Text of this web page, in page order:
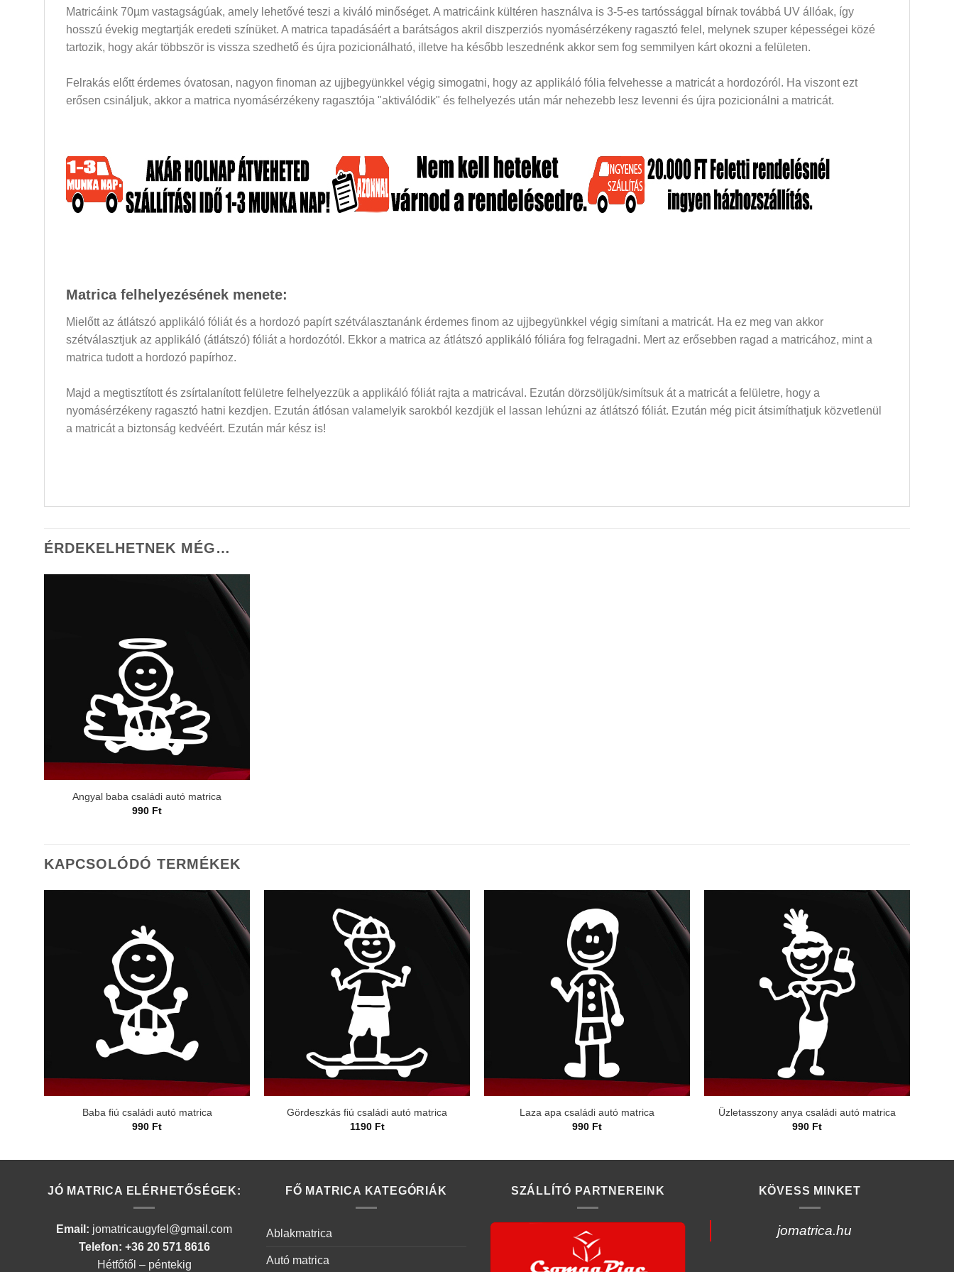
Matricáink 70µm vastagságúak, amely lehetővé teszi a kiváló minőséget. A matricáink kültéren használva is 3-5-es tartóssággal bírnak továbbá UV állóak, így
hosszú évekig megtartják eredeti színüket. A matrica tapadásáért a barátságos akril diszperziós nyomásérzékeny ragasztó felel, melynek szuper képességei közé
tartozik, hogy akár többször is vissza szedhető és újra pozicionálható, illetve ha később leszednénk akkor sem fog semmilyen kárt okozni a felületen.
Felrakás előtt érdemes óvatosan, nagyon finoman az ujjbegyünkkel végig simogatni, hogy az applikáló fólia felvehesse a matricát a hordozóról. Ha viszont ezt
erősen csináljuk, akkor a matrica nyomásérzékeny ragasztója "aktiválódik" és felhelyezés után már nehezebb lesz levenni és újra pozicionálni a matricát.
Matrica felhelyezésének menete:
Mielőtt az átlátszó applikáló fóliát és a hordozó papírt szétválasztanánk érdemes finom az ujjbegyünkkel végig simítani a matricát. Ha ez meg van akkor
szétválasztjuk az applikáló (átlátszó) fóliát a hordozótól. Ekkor a matrica az átlátszó applikáló fóliára fog felragadni. Mert az erősebben ragad a matricához, mint a
matrica tudott a hordozó papírhoz.
Majd a megtisztított és zsírtalanított felületre felhelyezzük a applikáló fóliát rajta a matricával. Ezután dörzsöljük/simítsuk át a matricát a felületre, hogy a
nyomásérzékeny ragasztó hatni kezdjen. Ezután átlósan valamelyik sarokból kezdjük el lassan lehúzni az átlátszó fóliát. Ezután még picit átsimíthatjuk közvetlenül
a matricát a biztonság kedvéért. Ezután már kész is!
ÉRDEKELHETNEK MÉG…
Angyal baba családi autó matrica
990 Ft
KAPCSOLÓDÓ TERMÉKEK
Baba fiú családi autó matrica
990 Ft
Gördeszkás fiú családi autó matrica
1190 Ft
Laza apa családi autó matrica
990 Ft
Üzletasszony anya családi autó matrica
990 Ft
JÓ MATRICA ELÉRHETŐSÉGEK:
Email: jomatricaugyfel@gmail.com
Telefon: +36 20 571 8616
Hétfőtől – péntekig
FŐ MATRICA KATEGÓRIÁK
Ablakmatrica
Autó matrica
SZÁLLÍTÓ PARTNEREINK KÖVESS MINKET
jomatrica.hu